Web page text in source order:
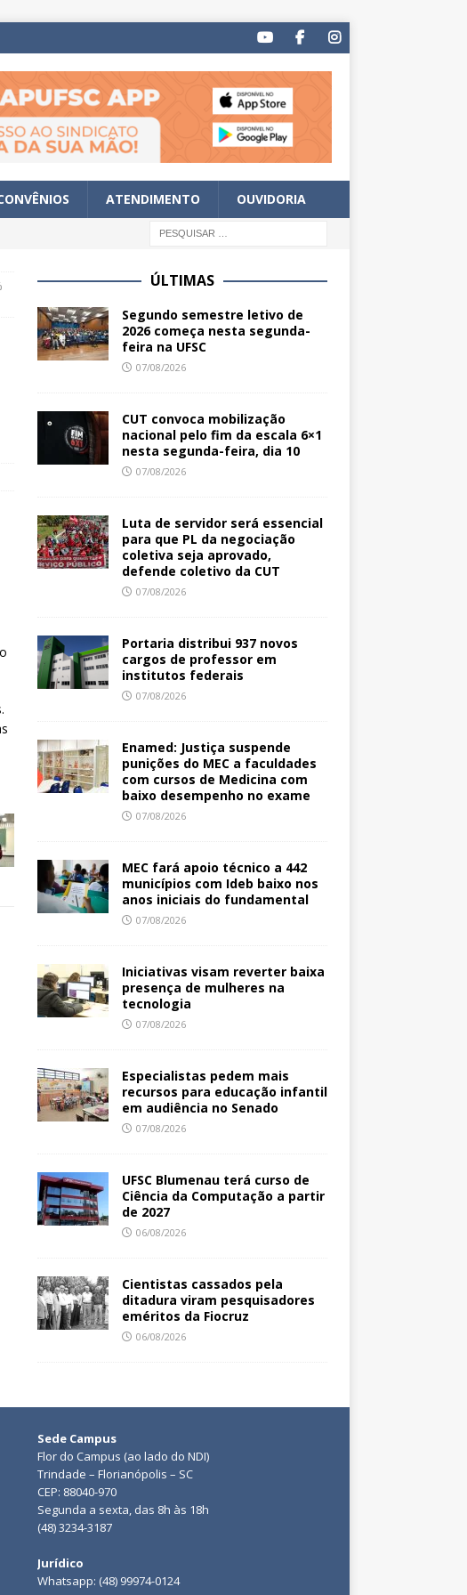
ATENDIMENTO OUVIDORIA
ÚLTIMAS
Segundo semestre letivo de
2026 começa nesta segunda-
feira na UFSC
07/08/2026
CUT convoca mobilização
nacional pelo fim da escala 6×1
nesta segunda-feira, dia 10
07/08/2026
Luta de servidor será essencial
para que PL da negociação
coletiva seja aprovado,
defende coletivo da CUT
07/08/2026
Portaria distribui 937 novos
cargos de professor em
institutos federais
07/08/2026
Enamed: Justiça suspende
punições do MEC a faculdades
com cursos de Medicina com
baixo desempenho no exame
07/08/2026
MEC fará apoio técnico a 442
municípios com Ideb baixo nos
anos iniciais do fundamental
07/08/2026
Iniciativas visam reverter baixa
presença de mulheres na
tecnologia
07/08/2026
Especialistas pedem mais
recursos para educação infantil
em audiência no Senado
07/08/2026
UFSC Blumenau terá curso de
Ciência da Computação a partir
de 2027
06/08/2026
Cientistas cassados pela
ditadura viram pesquisadores
eméritos da Fiocruz
06/08/2026
Sede Campus
Flor do Campus (ao lado do NDI)
Trindade – Florianópolis – SC
CEP: 88040-970
Segunda a sexta, das 8h às 18h
(48) 3234-3187
Jurídico
Whatsapp: (48) 99974-0124